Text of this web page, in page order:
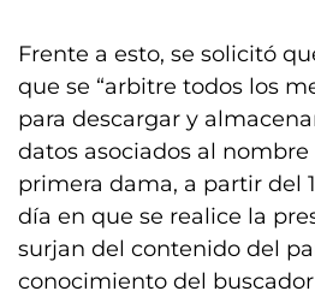
Frente a esto, se solicitó
que se “arbitre todos los
para descargar y
datos asociados al nombre
primera dama, a partir del
día en que se realice la
surjan del contenido del
conocimiento del buscador